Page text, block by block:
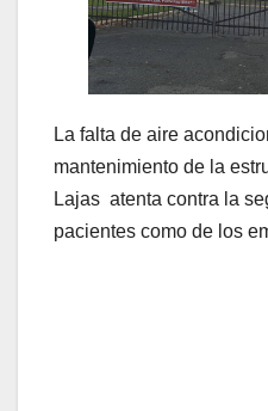
La falta de aire
mantenimiento de la
Lajas atenta contra la
pacientes como de los